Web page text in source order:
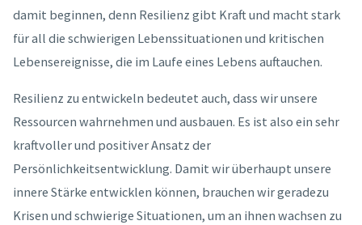
damit beginnen, denn Resilienz gibt Kraft und macht stark
für all die schwierigen Lebenssituationen und kritischen
Lebensereignisse, die im Laufe eines Lebens auftauchen.
Resilienz zu entwickeln bedeutet auch, dass wir unsere
Ressourcen wahrnehmen und ausbauen. Es ist also ein sehr
kraftvoller und positiver Ansatz der
Persönlichkeitsentwicklung. Damit wir überhaupt unsere
innere Stärke entwicklen können, brauchen wir geradezu
Krisen und schwierige Situationen, um an ihnen wachsen zu